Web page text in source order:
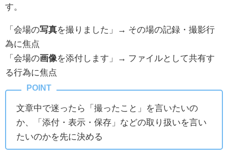
す。
「会場の写真を撮りました」→ その場の記録・撮影行
為に焦点
「会場の画像を添付します」→ ファイルとして共有す
る行為に焦点
文章中で迷ったら「撮ったこと」を言いたいの
か、「添付・表示・保存」などの取り扱いを言い
たいのかを先に決める